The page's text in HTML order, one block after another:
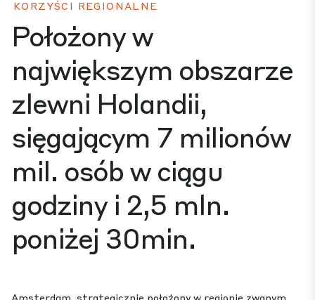
KORZYŚCI REGIONALNE
Położony w
największym obszarze
zlewni Holandii,
sięgającym 7 milionów
mil. osób w ciągu
godziny i 2,5 mln.
poniżej 30min.
Amsterdam, strategicznie położony w regionie zwanym